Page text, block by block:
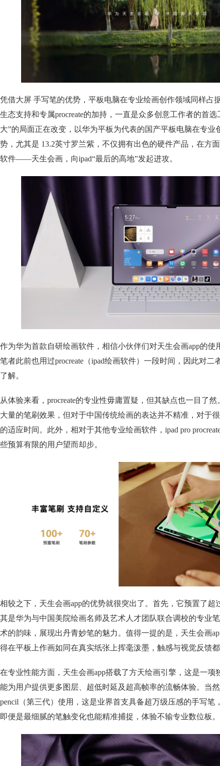
凭借大屏 手写笔的优势，平板电脑在专业绘画创作领域同样占
生态支持和专属procreate的加持，一直是众多创意工作者的首选
大”的局面正在改变，以华为平板为代表的国产平板电脑在专业
势，尤其是 13.2英寸罗兰紫，不仅拥有出色的硬件产品，在方
软件——天生会画，向ipad“最后的高地”发起进攻。
作为华为首款自研绘画软件，相信小伙伴们对天生会画app的使
笔者此前也用过procreate（ipad绘画软件）一段时间，因此对二
了解。
从体验来看，procreate的专业性毋庸置疑，但其缺点也一目了然
大量的笔刷效果，但对于中国传统绘画的表达并不精准，对于
的适应时间。此外，相对于其他专业绘画软件，ipad pro
些预算有限的用户望而却步。
相较之下，天生会画app的优势就很突出了。首先，它预置了超
其是华为与中国美院绘画名师及艺术人才团队联合调校的专业
术的韵味，展现出丹青妙笔的魅力。值得一提的是，天生会画
得在平板上作画如同在真实纸张上挥毫泼墨，触感与视觉反馈
在专业性能方面，天生会画app搭载了方天绘画引擎，这是一项
能为用户提供更多图层、超低时延及超高帧率的流畅体验。当
pencil（第三代）使用，这是业界首支具备超万级压感的手写笔
即便是最细腻的笔触变化也能精准捕捉，体验不输专业数位板。